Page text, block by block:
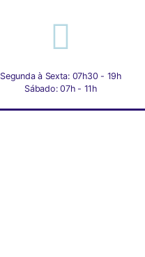
Segunda à Sexta: 07h30 - 19h
Sábado: 07h - 11h